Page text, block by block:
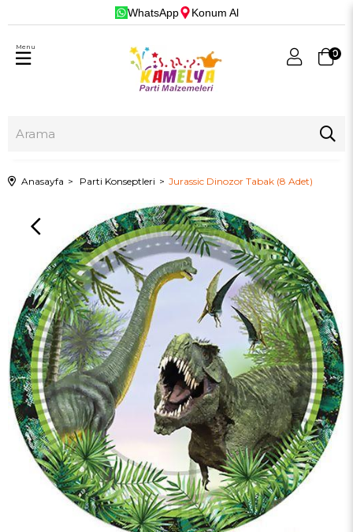
WhatsApp Konum Al
0
Menu
Anasayfa Parti Konseptleri Jurassic Dinozor Tabak (8 Adet)